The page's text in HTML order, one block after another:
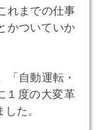
れまでの仕事
かついていか
「自動運転・
１度の大変革
た。